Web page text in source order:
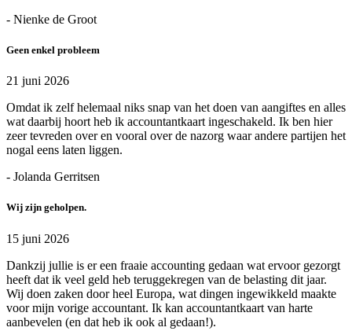
- Nienke de Groot
Geen enkel probleem
21 juni 2026
Omdat ik zelf helemaal niks snap van het doen van aangiftes en alles
wat daarbij hoort heb ik accountantkaart ingeschakeld. Ik ben hier
zeer tevreden over en vooral over de nazorg waar andere partijen het
nogal eens laten liggen.
- Jolanda Gerritsen
Wij zijn geholpen.
15 juni 2026
Dankzij jullie is er een fraaie accounting gedaan wat ervoor gezorgt
heeft dat ik veel geld heb teruggekregen van de belasting dit jaar.
Wij doen zaken door heel Europa, wat dingen ingewikkeld maakte
voor mijn vorige accountant. Ik kan accountantkaart van harte
aanbevelen (en dat heb ik ook al gedaan!).